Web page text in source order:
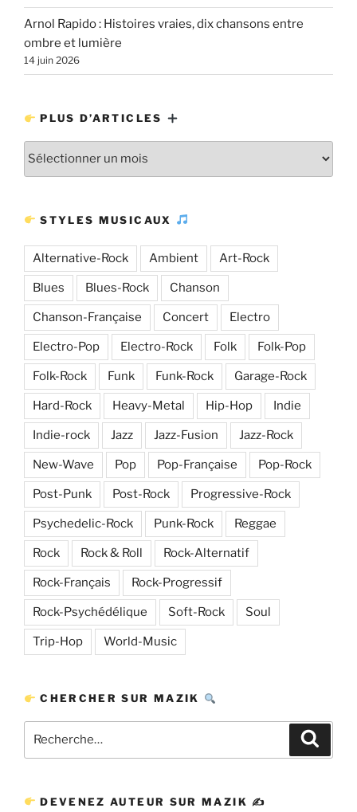
Arnol Rapido : Histoires vraies, dix chansons entre
ombre et lumière
14 juin 2026
PLUS D’ARTICLES
STYLES MUSICAUX
Alternative-Rock Ambient Art-Rock
Blues Blues-Rock Chanson
Chanson-Française Concert Electro
Electro-Pop Electro-Rock Folk Folk-Pop
Folk-Rock Funk Funk-Rock Garage-Rock
Hard-Rock Heavy-Metal Hip-Hop Indie
Indie-rock Jazz Jazz-Fusion Jazz-Rock
New-Wave Pop Pop-Française Pop-Rock
Post-Punk Post-Rock Progressive-Rock
Psychedelic-Rock Punk-Rock Reggae
Rock Rock & Roll Rock-Alternatif
Rock-Français Rock-Progressif
Rock-Psychédélique Soft-Rock Soul
Trip-Hop World-Music
CHERCHER SUR MAZIK
pour
DEVENEZ AUTEUR SUR MAZIK ✍